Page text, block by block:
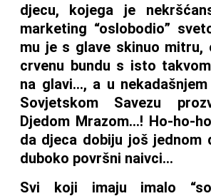
djecu, kojega je
marketing “oslobodio”
mu je s glave skinuo mitru,
crvenu bundu s isto
na glavi…, a u
Sovjetskom Savezu
Djedom Mrazom…! Ho-ho-
da djeca dobiju još jednom
duboko površni naivci…
Svi koji imaju imalo